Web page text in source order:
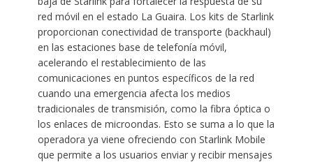
red móvil en el estado La Guaira. Los kits de Starlink
proporcionan conectividad de transporte (backhaul)
en las estaciones base de telefonía móvil,
acelerando el restablecimiento de las
comunicaciones en puntos específicos de la red
cuando una emergencia afecta los medios
tradicionales de transmisión, como la fibra óptica o
los enlaces de microondas. Esto se suma a lo que la
operadora ya viene ofreciendo con Starlink Mobile
que permite a los usuarios enviar y recibir mensajes